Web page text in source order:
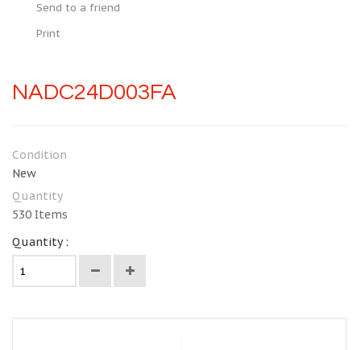
Send to a friend
Print
NADC24D003FA
Condition
New
Quantity
530 Items
Quantity :